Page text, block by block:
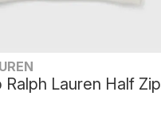
Lauren Half Zip